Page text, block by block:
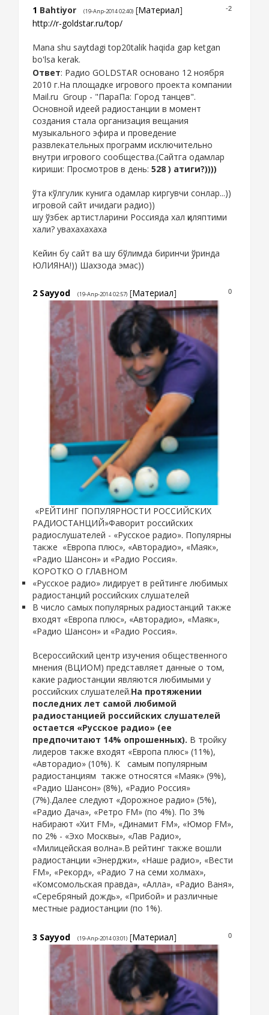
-2
1 Bahtiyor (19-Апр-2014 02:40) [Материал]
http://r-goldstar.ru/top/
Mana shu saytdagi top20talik haqida gap ketgan
bo'lsa kerak.
Ответ: Радио GOLDSTAR основано 12 ноября
2010 г.На площадке игрового проекта компании
Mail.ru Group - "ПараПа: Город танцев".
Основной идеей радиостанции в момент
создания стала организация вещания
музыкального эфира и проведение
развлекательных программ исключительно
внутри игрового сообщества.(Сайтга одамлар
кириши: Просмотров в день: 528 ) атиги?))))
ўта кўлгулик кунига одамлар киргувчи сонлар...))
игровой сайт ичидаги радио))
шу ўзбек артистларини Россияда хал қиляптими
хали? увахахахаха
Кейин бу сайт ва шу бўлимда биринчи ўринда
ЮЛИЯНА!)) Шахзода эмас))
0
2 Sayyod (19-Апр-2014 02:57) [Материал]
«РЕЙТИНГ ПОПУЛЯРНОСТИ РОССИЙСКИХ
РАДИОСТАНЦИЙ»Фаворит российских
радиослушателей - «Русское радио». Популярны
также «Европа плюс», «Авторадио», «Маяк»,
«Радио Шансон» и «Радио Россия».
КОРОТКО О ГЛАВНОМ
«Русское радио» лидирует в рейтинге любимых
радиостанций российских слушателей
В число самых популярных радиостанций также
входят «Европа плюс», «Авторадио», «Маяк»,
«Радио Шансон» и «Радио Россия».
Всероссийский центр изучения общественного
мнения (ВЦИОМ) представляет данные о том,
какие радиостанции являются любимыми у
российских слушателей.На протяжении
последних лет самой любимой
радиостанцией российских слушателей
остается «Русское радио» (ее
предпочитают 14% опрошенных). В тройку
лидеров также входят «Европа плюс» (11%),
«Авторадио» (10%). К самым популярным
радиостанциям также относятся «Маяк» (9%),
«Радио Шансон» (8%), «Радио Россия»
(7%).Далее следуют «Дорожное радио» (5%),
«Радио Дача», «Ретро FM» (по 4%). По 3%
набирают «Хит FM», «Динамит FM», «Юмор FM»,
по 2% - «Эхо Москвы», «Лав Радио»,
«Милицейская волна».В рейтинг также вошли
радиостанции «Энерджи», «Наше радио», «Вести
FM», «Рекорд», «Радио 7 на семи холмах»,
«Комсомольская правда», «Алла», «Радио Ваня»,
«Серебряный дождь», «Прибой» и различные
местные радиостанции (по 1%).
0
3 Sayyod (19-Апр-2014 03:01) [Материал]